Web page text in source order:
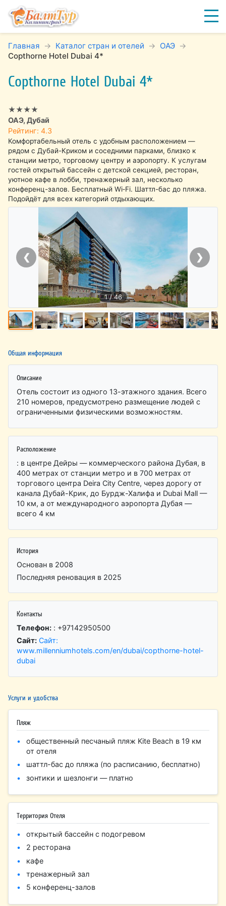
Главная Каталог стран и отелей
ОАЭ
Copthorne Hotel Dubai 4*
Copthorne Hotel Dubai 4*
★★★★
ОАЭ, Дубай
Рейтинг: 4.3
Комфортабельный отель с удобным расположением —
рядом с Дубай-Криком и соседними парками, близко к
станции метро, торговому центру и аэропорту. К услугам
гостей открытый бассейн с детской секцией, ресторан,
уютное кафе в лобби, тренажерный зал, несколько
конференц-залов. Бесплатный Wi‑Fi. Шаттл-бас до пляжа.
Подойдёт для всех категорий отдыхающих.
❮ ❯
1 / 46
Общая информация
Описание
Отель состоит из одного 13-этажного здания. Всего
210 номеров, предусмотрено размещение людей с
ограниченными физическими возможностям.
Расположение
: в центре Дейры — коммерческого района Дубая, в
400 метрах от станции метро и в 700 метрах от
торгового центра Deira City Centre, через дорогу от
канала Дубай-Крик, до Бурдж-Халифа и Dubai Mall —
10 км, а от международного аэропорта Дубая —
всего 4 км
История
Основан в 2008
Последняя реновация в 2025
Контакты
Телефон: : +97142950500
Сайт: Сайт:
www.millenniumhotels.com/en/dubai/copthorne-hotel-
dubai
Услуги и удобства
Пляж
общественный песчаный пляж Kite Beach в 19 км
от отеля
шаттл-бас до пляжа (по расписанию, бесплатно)
зонтики и шезлонги — платно
Территория Отеля
открытый бассейн с подогревом
2 ресторана
кафе
тренажерный зал
5 конференц-залов